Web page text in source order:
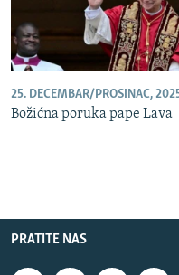
25. DECEMBAR/PROSINAC,
Božićna poruka pape Lava
PRATITE NAS